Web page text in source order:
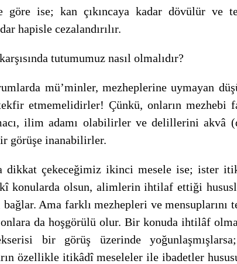
göre ise; kan çıkıncaya kadar dövülür ve
hapisle cezalandırılır.
tutumumuz nasıl olmalıdır?
mü’minler, mezheplerine uymayan
etmemelidirler! Çünkü, onların mezhebi
ilim adamı olabilirler ve delillerini akvâ
görüşe inanabilirler.
dikkat çekeceğimiz ikinci mesele ise; ister
konularda olsun, alimlerin ihtilaf ettiği
bağlar. Ama farklı mezhepleri ve mensuplarını
da hoşgörülü olur. Bir konuda ihtilâf
bir görüş üzerinde
özellikle itikâdî meseleler ile ibadetler